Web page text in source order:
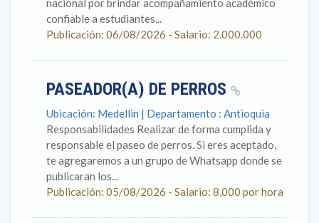
nacional por brindar acompañamiento académico
confiable a estudiantes...
Publicación: 06/08/2026 - Salario: 2.000.000
PASEADOR(A) DE PERROS
Ubicación: Medellin | Departamento : Antioquia
Responsabilidades Realizar de forma cumplida y
responsable el paseo de perros. Si eres aceptado,
te agregaremos a un grupo de Whatsapp donde se
publicaran los...
Publicación: 05/08/2026 - Salario: 8,000 por hora